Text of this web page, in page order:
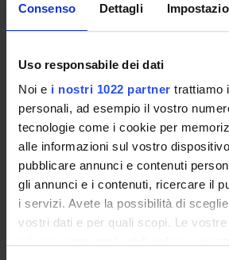
Consenso Dettagli
Uso responsabile dei dati
Noi e i nostri 1022 partner trattiamo
personali, ad esempio il vostro
tecnologie come i cookie per
alle informazioni sul vostro
pubblicare annunci e contenuti
gli annunci e i contenuti, ricercare il
i servizi. Avete la possibilità di
vostri dati e per quali scopi. Le
CORSI DI STUDIO
DOTTORATI, MASTER E
Contatti
Persone
Luoghi
Calendario